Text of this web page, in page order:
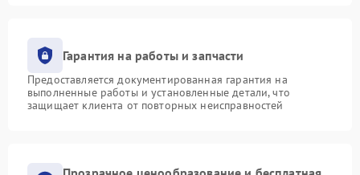
Гарантия на работы и запчасти
Предоставляется документированная гарантия на
выполненные работы и установленные детали, что
защищает клиента от повторных неисправностей